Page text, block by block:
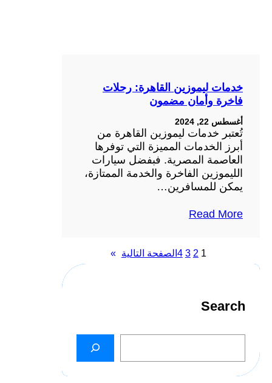
خدمات ليموزين القاهرة: رحلات
فاخرة وأمان مضمون
أغسطس 22, 2024
تُعتبر خدمات ليموزين القاهرة من
أبرز الخدمات المميزة التي توفرها
العاصمة المصرية. فبفضل سيارات
الليموزين الفاخرة والخدمة الممتازة،
يمكن للمسافرين…
Read More
1
2
3
4 الصفحة التالية »
Search
S
c